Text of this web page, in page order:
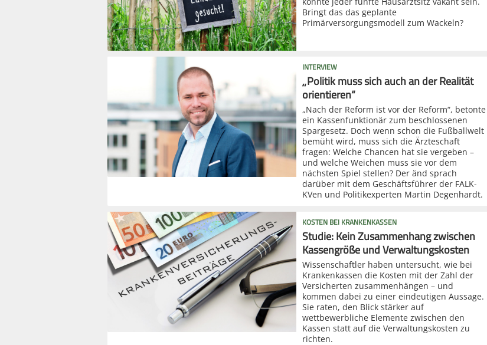
Bringt das das geplante
Primärversorgungsmodell zum Wackeln?
INTERVIEW
„Politik muss sich auch an der Realität
orientieren“
„Nach der Reform ist vor der Reform“, betonte
ein Kassenfunktionär zum beschlossenen
Spargesetz. Doch wenn schon die Fußballwelt
bemüht wird, muss sich die Ärzteschaft
fragen: Welche Chancen hat sie vergeben –
und welche Weichen muss sie vor dem
nächsten Spiel stellen? Der änd sprach
darüber mit dem Geschäftsführer der FALK-
KVen und Politikexperten Martin Degenhardt.
KOSTEN BEI KRANKENKASSEN
Studie: Kein Zusammenhang zwischen
Kassengröße und Verwaltungskosten
Wissenschaftler haben untersucht, wie bei
Krankenkassen die Kosten mit der Zahl der
Versicherten zusammenhängen – und
kommen dabei zu einer eindeutigen Aussage.
Sie raten, den Blick stärker auf
wettbewerbliche Elemente zwischen den
Kassen statt auf die Verwaltungskosten zu
richten.